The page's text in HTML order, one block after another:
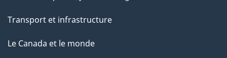
Transport et infrastructure
Le Canada et le monde